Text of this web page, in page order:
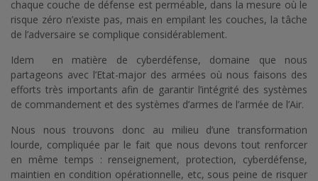
chaque couche de défense est perméable, dans la mesure où le
risque zéro n’existe pas, mais en empilant les couches, la tâche
de l’adversaire se complique considérablement.
Idem en matière de cyberdéfense, domaine que nous
partageons avec l’Etat-major des armées où nous faisons des
efforts très importants afin de garantir l’intégrité des systèmes
de commandement et des systèmes d’armes de l’armée de l’Air.
Nous nous trouvons donc au milieu d’une transformation
lourde, compliquée par le fait que nous devons tout renforcer
en même temps : renseignement, protection, cyberdéfense,
maintien en condition opérationnelle, etc, sous peine de risquer